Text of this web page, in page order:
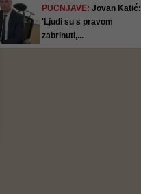
PUCNJAVE: Jovan Katić:
'Ljudi su s pravom
zabrinuti,...